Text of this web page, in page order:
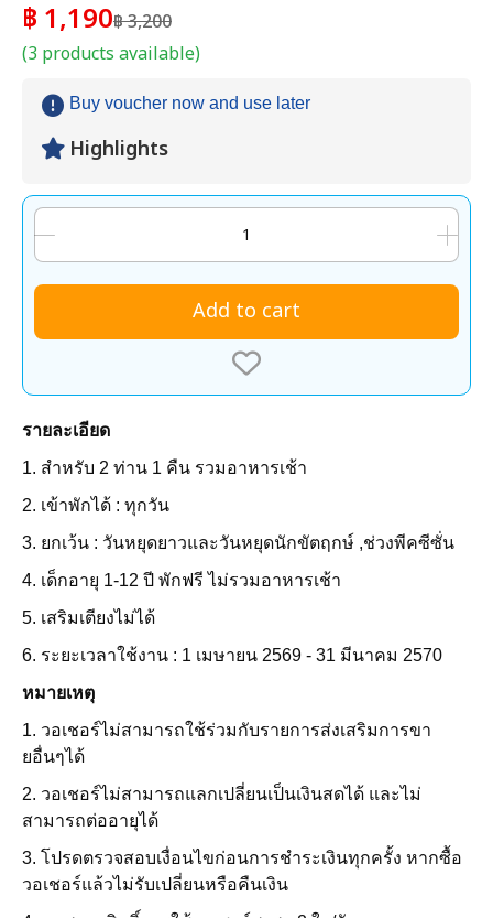
฿ 1,190฿ 3,200
(3 products available)
Buy voucher now and use later
Highlights
Add to cart
รายละเอียด
1. สำหรับ 2 ท่าน 1 คืน รวมอาหารเช้า
2. เข้าพักได้ : ทุกวัน
3. ยกเว้น : วันหยุดยาวและวันหยุดนักขัตฤกษ์ ,ช่วงพีคซีซั่น
4. เด็กอายุ 1-12 ปี พักฟรี ไม่รวมอาหารเช้า
5. เสริมเตียงไม่ได้
6. ระยะเวลาใช้งาน : 1 เมษายน 2569 - 31 มีนาคม 2570
หมายเหตุ
1. วอเชอร์ไม่สามารถใช้ร่วมกับรายการส่งเสริมการขา
ยอื่นๆได้
2. วอเชอร์ไม่สามารถแลกเปลี่ยนเป็นเงินสดได้ และไม่
สามารถต่ออายุได้
3. โปรดตรวจสอบเงื่อนไขก่อนการชำระเงินทุกครั้ง หากซื้อ
วอเชอร์แล้วไม่รับเปลี่ยนหรือคืนเงิน